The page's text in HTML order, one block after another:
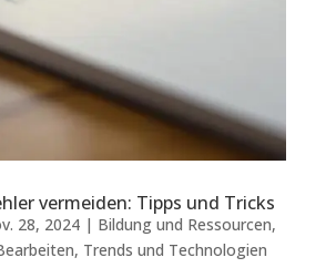
vermeiden: Tipps und Tricks
28, 2024| Bildung und Ressourcen,
, Trends und Technologien